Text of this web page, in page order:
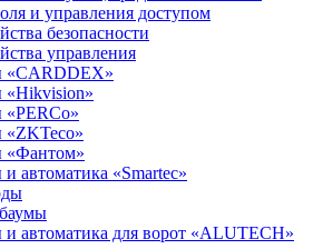
и управления доступом
безопасности
управления
«CARDDEX»
«Фантом»
автоматика «Smartec»
автоматика для ворот «ALUTECH»